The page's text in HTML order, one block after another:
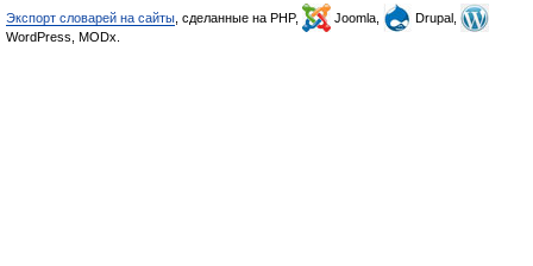
Экспорт словарей на сайты , сделанные на PHP, Joomla,
Drupal,
WordPress, MODx.